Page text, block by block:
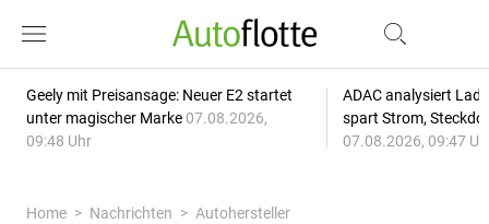
Geely mit Preisansage: Neuer E2 startet
unter magischer Marke 07.08.2026,
09:48 Uhr
ADAC analysiert
spart Strom,
07.08.2026, 09:47
Home Nachrichten
Autohersteller